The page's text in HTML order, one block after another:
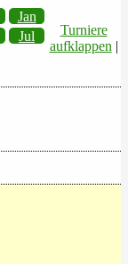
Jan
Jul
Turniere
aufklappen |